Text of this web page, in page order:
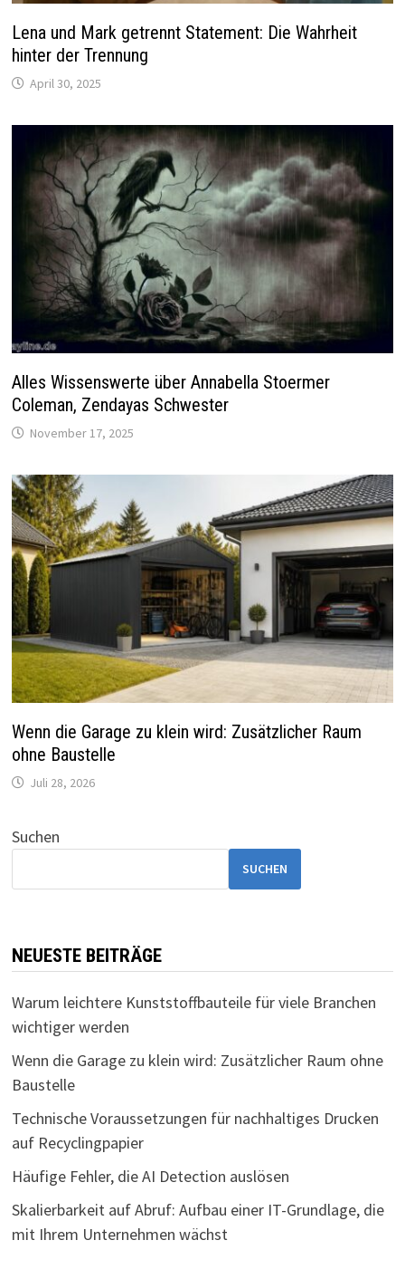
Lena und Mark getrennt Statement: Die Wahrheit
hinter der Trennung
April 30, 2025
Alles Wissenswerte über Annabella Stoermer
Coleman, Zendayas Schwester
November 17, 2025
Wenn die Garage zu klein wird: Zusätzlicher Raum
ohne Baustelle
Juli 28, 2026
Suchen
SUCHEN
NEUESTE BEITRÄGE
Warum leichtere Kunststoffbauteile für viele Branchen
wichtiger werden
Wenn die Garage zu klein wird: Zusätzlicher Raum ohne
Baustelle
Technische Voraussetzungen für nachhaltiges Drucken
auf Recyclingpapier
Häufige Fehler, die AI Detection auslösen
Skalierbarkeit auf Abruf: Aufbau einer IT-Grundlage, die
mit Ihrem Unternehmen wächst